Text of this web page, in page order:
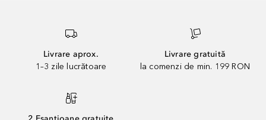
Livrare aprox.
1–3 zile lucrătoare
Livrare gratuită
la comenzi de min. 199 RON